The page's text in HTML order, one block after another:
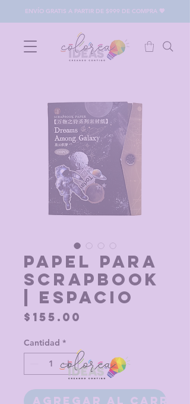
ENVÍO GRATIS A PARTIR DE $999 DE COMPRA 💖
Papel para
Scrapbook
| Espacio
$155.00
Cantidad *
Agregar al carrito